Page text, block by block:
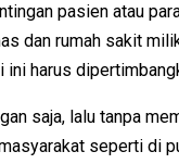
pasien atau
dan rumah sakit
harus
saja, lalu tanpa
seperti di